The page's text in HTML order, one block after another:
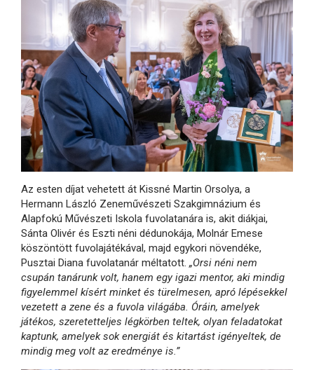
Az esten díjat vehetett át Kissné Martin Orsolya, a
Hermann László Zeneművészeti Szakgimnázium és
Alapfokú Művészeti Iskola fuvolatanára is, akit diákjai,
Sánta Olivér és Eszti néni dédunokája, Molnár Emese
köszöntött fuvolajátékával, majd egykori növendéke,
Pusztai Diana fuvolatanár méltatott. „Orsi néni nem
csupán tanárunk volt, hanem egy igazi mentor, aki mindig
figyelemmel kísért minket és türelmesen, apró lépésekkel
vezetett a zene és a fuvola világába. Óráin, amelyek
játékos, szeretetteljes légkörben teltek, olyan feladatokat
kaptunk, amelyek sok energiát és kitartást igényeltek, de
mindig meg volt az eredménye is.”